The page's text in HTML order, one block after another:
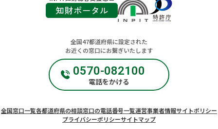
全国47都道府県に設定された
お近くの窓口にお繋ぎいたします
0570-082100
電話をかける
全国窓口一覧各都道府県の相談窓口の電話番号一覧運営事業者情報サイトポリシー
プライバシーポリシーサイトマップ